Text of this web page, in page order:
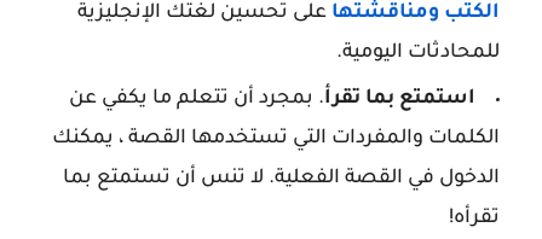
الكتب ومناقشتها على تحسين لغتك الإنجليزية
للمحادثات اليومية.
استمتع بما تقرأ. بمجرد أن تتعلم ما يكفي عن
الكلمات والمفردات التي تستخدمها القصة ، يمكنك
الدخول في القصة الفعلية. لا تنس أن تستمتع بما
تقرأه!